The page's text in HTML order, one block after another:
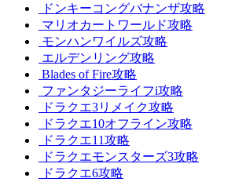
ドンキーコングバナンザ攻略
マリオカートワールド攻略
モンハンワイルズ攻略
エルデンリング攻略
Blades of Fire攻略
ファンタジーライフi攻略
ドラクエ3リメイク攻略
ドラクエ10オフライン攻略
ドラクエ11攻略
ドラクエモンスターズ3攻略
ドラクエ6攻略